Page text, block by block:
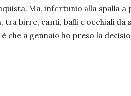
Ma, infortunio alla spalla
tra birre, canti, balli e occhiali da
che a gennaio ho preso la